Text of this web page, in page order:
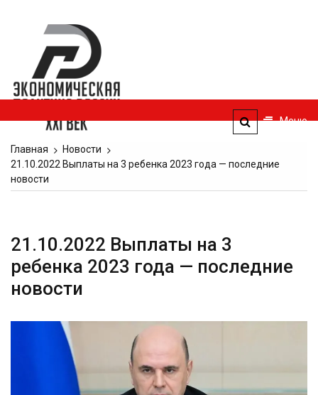
содержимому
век
Меню
Главная
Новости
21.10.2022 Выплаты на 3 ребенка 2023 года — последние
новости
21.10.2022 Выплаты на 3
ребенка 2023 года — последние
новости